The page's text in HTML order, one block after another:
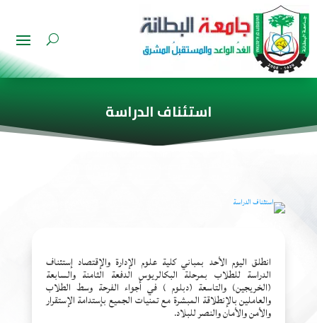
استئناف الدراسة
انطلق اليوم الأحد بمباني كلية علوم الإدارة والإقتصاد إستئناف
الدراسة للطلاب بمرحلة البكالريوس الدفعة الثامنة والسابعة
(الخريجين) والتاسعة (دبلوم ) في أجواء الفرحة وسط الطلاب
والعاملين بالإنطلاقة المبشرة مع تمنيات الجميع بإستدامة الإستقرار
والأمن والأمان والنصر للبلاد.